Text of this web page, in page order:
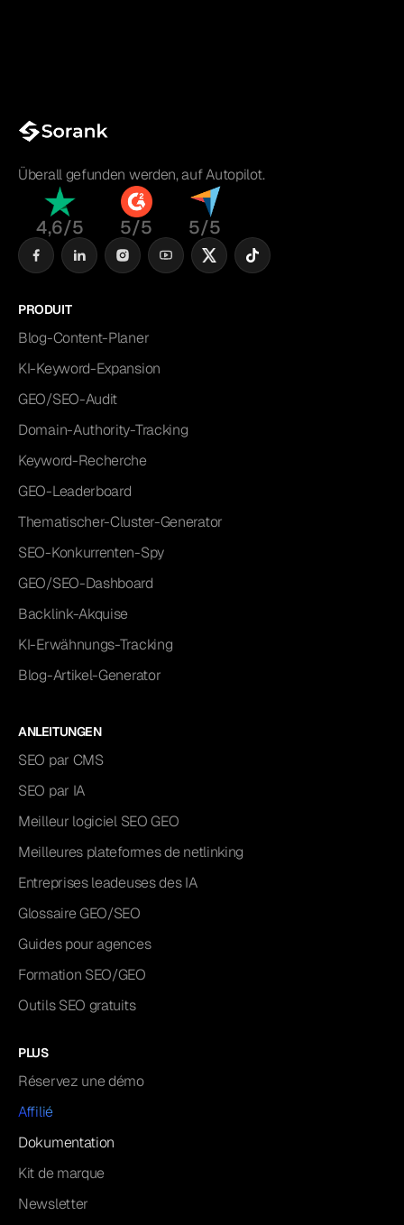
Überall gefunden werden, auf Autopilot.
4,6/5 5/5 5/5
PRODUIT
Blog-Content-Planer
KI-Keyword-Expansion
GEO/SEO-Audit
Domain-Authority-Tracking
Keyword-Recherche
GEO-Leaderboard
Thematischer-Cluster-Generator
SEO-Konkurrenten-Spy
GEO/SEO-Dashboard
Backlink-Akquise
KI-Erwähnungs-Tracking
Blog-Artikel-Generator
ANLEITUNGEN
SEO par CMS
SEO par IA
Meilleur logiciel SEO GEO
Meilleures plateformes de netlinking
Entreprises leadeuses des IA
Glossaire GEO/SEO
Guides pour agences
Formation SEO/GEO
Outils SEO gratuits
PLUS
Réservez une démo
Affilié
Dokumentation
Kit de marque
Newsletter